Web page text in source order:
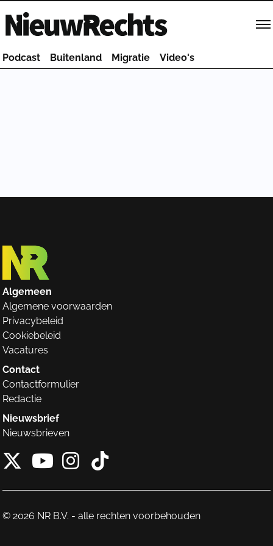
Homepage van NieuwRechts
Podcast Buitenland Migratie Video's
Algemeen
Algemene voorwaarden
Privacybeleid
Cookiebeleid
Vacatures
Contact
Contactformulier
Redactie
Nieuwsbrief
Nieuwsbrieven
X van NieuwRechts
Instagram van
Tiktok van
© 2026 NR B.V. - alle rechten voorbehouden